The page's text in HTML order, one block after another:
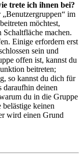
trete ich ihnen bei?
im
möchtest,
Schaltfläche machen.
Einige erfordern erst
sein und
offen ist, kannst du
beitreten;
so kannst du dich für
daraufhin deinen
du in die Gruppe
keinen
wird einen Grund